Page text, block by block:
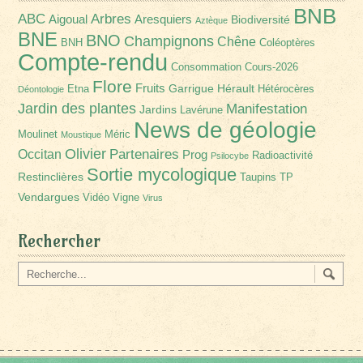
ABC Aigoual Arbres Aresquiers Aztèque Biodiversité BNB
BNE BNH BNO Champignons Chêne Coléoptères
Compte-rendu Consommation Cours-2026
Déontologie Etna Flore Fruits Garrigue Hérault Hétérocères
Jardin des plantes Jardins Lavérune Manifestation
Moulinet Moustique Méric News de géologie
Occitan Olivier Partenaires Prog Psilocybe Radioactivité
Restinclières Sortie mycologique Taupins TP
Vendargues Vidéo Vigne Virus
Rechercher